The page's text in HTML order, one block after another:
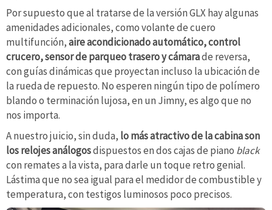
Por supuesto que al tratarse de la versión GLX hay algunas
amenidades adicionales, como volante de cuero
multifunción,aire acondicionado automático, control
crucero, sensor de parqueo trasero y cámarade reversa,
con guías dinámicas que proyectan incluso la ubicación de
la rueda de repuesto. No esperen ningún tipo de polímero
blando o terminación lujosa, en un Jimny, es algo que no
nos importa.
A nuestro juicio, sin duda, lo más atractivo de la cabina son
los relojes análogosdispuestos en dos cajas de piano black
con remates a la vista, para darle un toque retro genial.
Lástima que no sea igual para el medidor de combustible y
temperatura, con testigos luminosos poco precisos.